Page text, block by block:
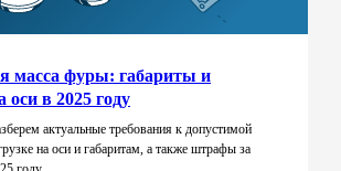
масса фуры: габариты и
оси в 2025 году
актуальные требования к допустимой
на оси и габаритам, а также штрафы за